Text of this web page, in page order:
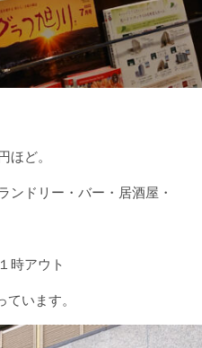
ど。
ンドリー・バー・居酒屋・
時アウト
います。